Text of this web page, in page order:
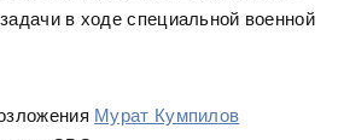
в ходе специальной военной
Мурат Кумпилов